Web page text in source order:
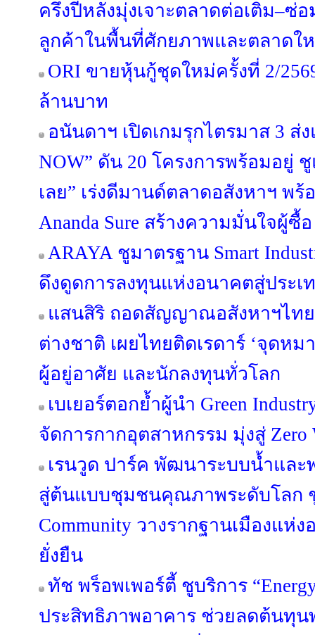
ครึ่งปีหลังมุ่งเจาะตลาดต่อเติม–ซ่
ลูกค้าในพื้นที่ศักยภาพและตลาดใ
ORI ขายหุ้นกู้ชุดใหม่ครั้งที่ 2/
ล้านบาท
อนันดาฯ เปิดเกมรุกไตรมาส 3 ส่
NOW” ดัน 20 โครงการพร้อมอยู่
เลย” เร่งดีมานด์ตลาดอสังหาฯ พ
Ananda Sure สร้างความมั่นใจผู้ซื้อ
ARAYA ชูมาตรฐาน Smart
ดึงดูดการลงทุนแห่งอนาคตสู่ประเ
แสนสิริ ถอดสัญญาณอสังหาฯไท
ต่างชาติ เผยไทยติดเรดาร์ ‘จุดห
ผู้อยู่อาศัย และนักลงทุนทั่วโลก
เบเยอร์ตอกย้ำผู้นำ Green
จัดการกากอุตสาหกรรม มุ่งสู่ Zero
เรนวูด ปาร์ค พัฒนาระบบน้ำและ
สู่ต้นแบบชุมชนคุณภาพระดับโลก ชู
Community วางรากฐานเมืองแห่
ยั่งยืน
ทัช พร็อพเพอร์ตี้ ชูบริการ
ประสิทธิภาพอาคาร ช่วยลดต้นทุน